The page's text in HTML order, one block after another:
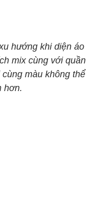
hướng khi diện áo
mix cùng với quần
màu không thể
hơn.